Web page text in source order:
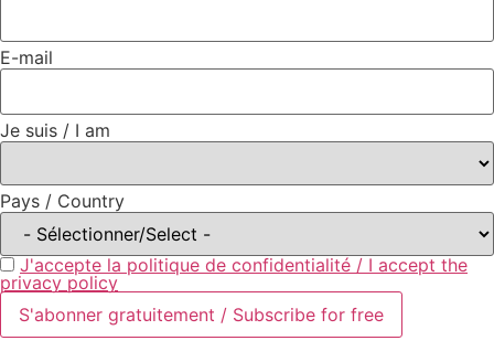
E-mail
Je suis / I am
Pays / Country
J'accepte la politique de confidentialité / I accept the
privacy policy